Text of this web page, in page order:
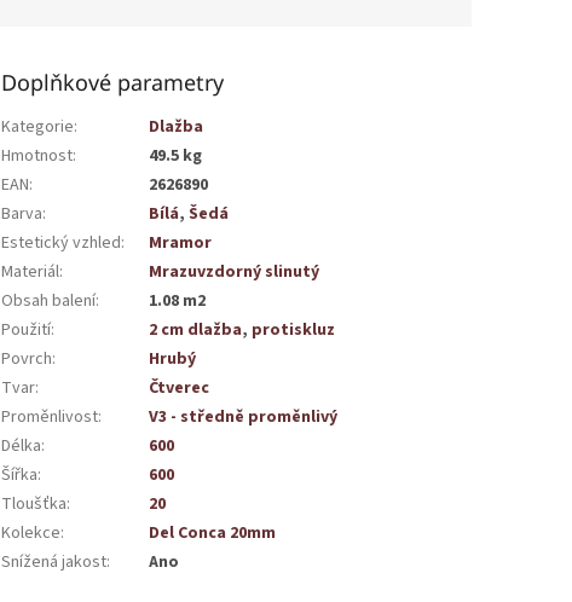
Doplňkové parametry
Kategorie:
Dlažba
Hmotnost:
49.5 kg
EAN:
2626890
Barva: Bílá, Šedá
Estetický vzhled:
Mramor
Materiál:
Mrazuvzdorný slinutý
Obsah balení:
1.08 m2
Použití: 2 cm dlažba, protiskluz
Povrch:
Hrubý
Tvar:
Čtverec
Proměnlivost:
V3 - středně proměnlivý
Délka:
600
Šířka:
600
Tloušťka:
20
Kolekce:
Del Conca 20mm
Snížená jakost: Ano